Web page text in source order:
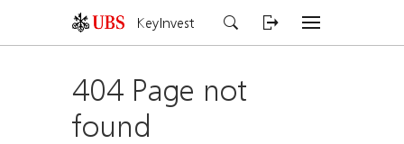
KeyInvest
404 Page not
found